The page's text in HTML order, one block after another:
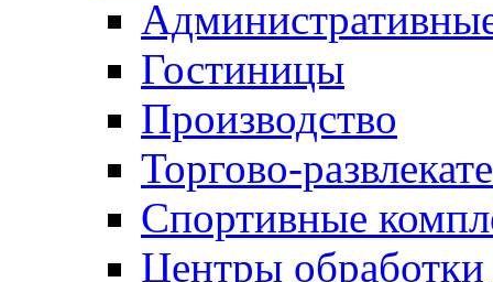
Гостиницы
Производство
Торгово-
Спортивные
Центры